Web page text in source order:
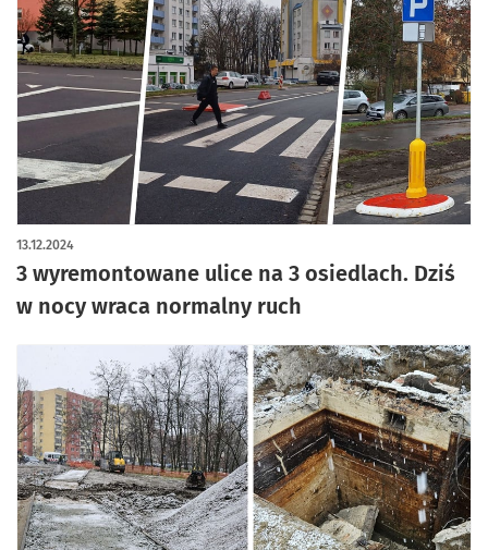
3 wyremontowane ulice na 3 osiedlach. Dziś
w nocy wraca normalny ruch
13.12.2024
artykuł z galerią zdjęć